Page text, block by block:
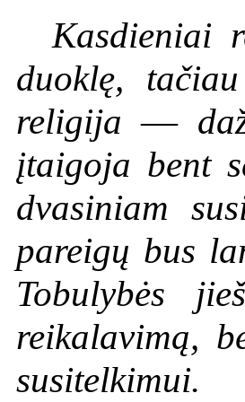
Kasdieniai
duoklę,
religija —
įtaigoja bent
dvasiniam
pareigų bus
Tobulybės
reikalavimą,
susitelkimui.